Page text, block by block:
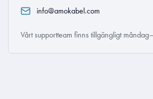
info@amokabel.com
Vårt supportteam finns tillgängligt